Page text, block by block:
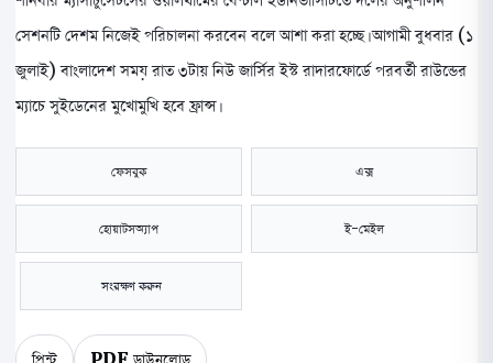
সেশনটি দেশম নিজেই পরিচালনা করবেন বলে আশা করা হচ্ছে। আগামী বুধবার (১
জুলাই) বাংলাদেশ সময় রাত ৩টায় নিউ জার্সির ইস্ট রাদারফোর্ডে পরবর্তী রাউন্ডের
ম্যাচে সুইডেনের মুখোমুখি হবে ফ্রান্স।
ফেসবুক এক্স
হোয়াটসঅ্যাপ ই-মেইল
সংরক্ষণ করুন
প্রিন্ট PDF ডাউনলোড